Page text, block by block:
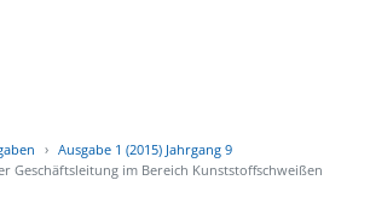
Ausgabe 1 (2015) Jahrgang 9
Geschäftsleitung im Bereich Kunststoffschweißen